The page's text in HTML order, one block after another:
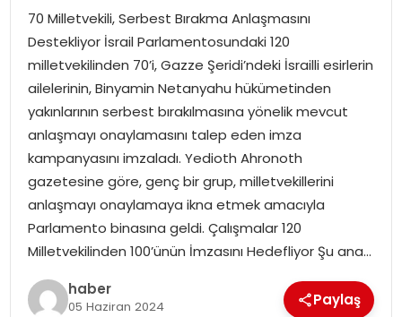
TEKNOLOJI
EĞITIM
GENEL
70 Milletvekili, Serbest Bırakma Anlaşmasını
Destekliyor İsrail Parlamentosundaki 120
milletvekilinden 70’i, Gazze Şeridi’ndeki İsrailli esirlerin
ailelerinin, Binyamin Netanyahu hükümetinden
yakınlarının serbest bırakılmasına yönelik mevcut
anlaşmayı onaylamasını talep eden imza
kampanyasını imzaladı. Yedioth Ahronoth
gazetesine göre, genç bir grup, milletvekillerini
anlaşmayı onaylamaya ikna etmek amacıyla
Parlamento binasına geldi. Çalışmalar 120
Milletvekilinden 100’ünün İmzasını Hedefliyor Şu ana…
haber
05 Haziran 2024 Paylaş